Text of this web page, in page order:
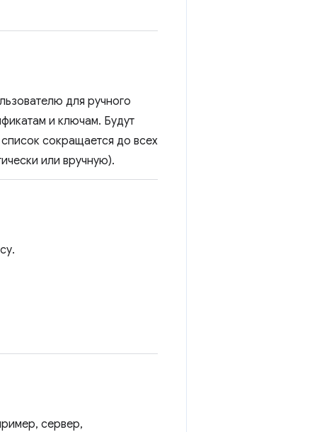
для ручного
и ключам. Будут
сокращается до всех
или вручную).
сервер,